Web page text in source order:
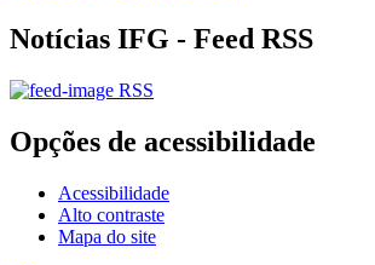
Notícias IFG - Feed RSS
RSS
Opções de acessibilidade
Acessibilidade
Alto contraste
Mapa do site